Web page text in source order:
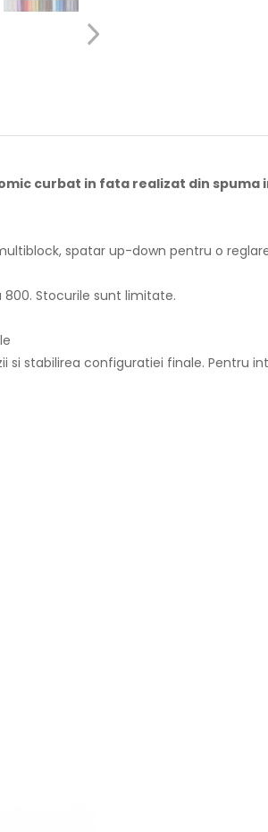
curbat in fata realizat din
spatar up-down pentru o
Stocurile sunt limitate.
stabilirea configuratiei finale. Pentru